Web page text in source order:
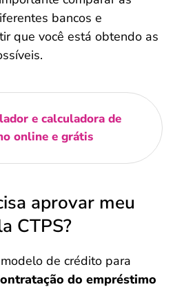
bancos e
que você está obtendo as
e calculadora de
online e grátis
aprovar meu
CTPS?
de crédito para
do empréstimo